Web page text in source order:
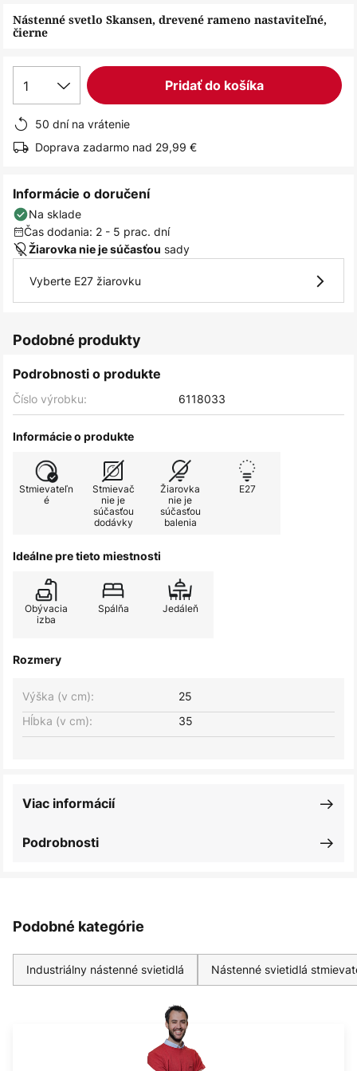
Nástenné svetlo Skansen, drevené rameno nastaviteľné,
čierne
1 Pridať do košíka
50 dní na vrátenie
Doprava zadarmo nad 29,99 €
Informácie o doručení
Na sklade
Čas dodania: 2 - 5 prac. dní
Žiarovka nie je súčasťou sady
Vyberte E27 žiarovku
Podobné produkty
Podrobnosti o produkte
Číslo výrobku: 6118033
Informácie o produkte
Stmievateľn
é
Stmievač
nie je
súčasťou
dodávky
Žiarovka
nie je
súčasťou
balenia
E27
Ideálne pre tieto miestnosti
Obývacia
izba
Spálňa Jedáleň
Rozmery
Výška (v cm):
25
Hĺbka (v cm):
35
Podrobnosti
Viac informácií
Podobné kategórie
Industriálny nástenné svietidlá Nástenné svietidlá